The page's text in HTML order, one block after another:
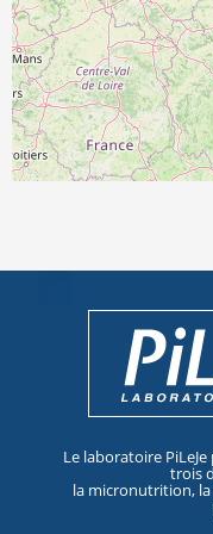
Le laboratoire
trois
la micronutrition, la